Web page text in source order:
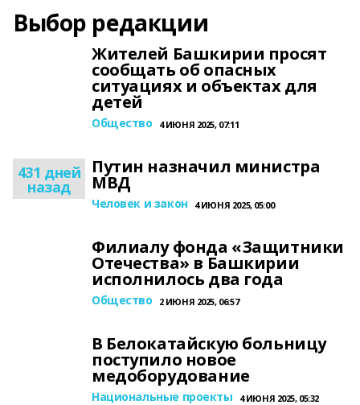
Выбор редакции
Жителей Башкирии просят
сообщать об опасных
ситуациях и объектах для
детей
Общество 4 ИЮНЯ 2025, 07:11
431 дней
назад
Путин назначил министра
МВД
Человек и закон 4 ИЮНЯ 2025, 05:00
Филиалу фонда «Защитники
Отечества» в Башкирии
исполнилось два года
Общество 2 ИЮНЯ 2025, 06:57
В Белокатайскую больницу
поступило новое
медоборудование
Национальные проекты 4 ИЮНЯ 2025, 05:32